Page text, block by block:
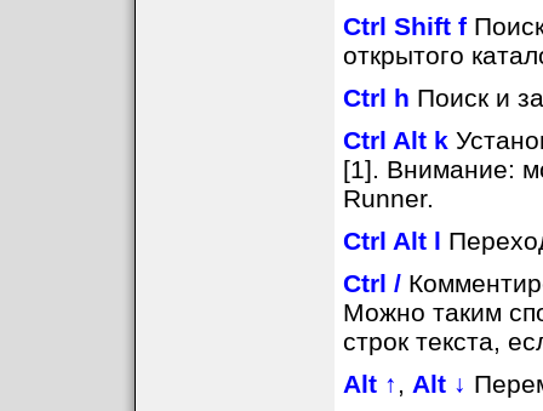
Ctrl Shift f
открытого
Ctrl h Поиск и
Ctrl Alt k
[1]. Внимание:
Runner.
Ctrl Alt l
Ctrl /
Можно таким
строк текста,
Alt ↑ , Alt ↓